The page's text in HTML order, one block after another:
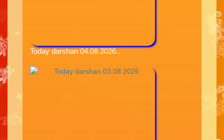
Today darshan 04.08.2026..